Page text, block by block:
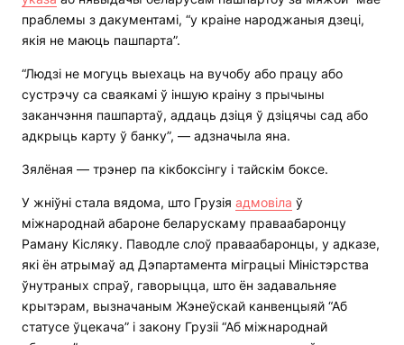
праблемы з дакументамі, “у краіне народжаныя дзеці,
якія не маюць пашпарта”.
“Людзі не могуць выехаць на вучобу або працу або
сустрэчу са сваякамі ў іншую краіну з прычыны
заканчэння пашпартаў, аддаць дзіця ў дзіцячы сад або
адкрыць карту ў банку”, — адзначыла яна.
Зялёная — трэнер па кікбоксінгу і тайскім боксе.
У жніўні стала вядома, што Грузія адмовіла ў
міжнароднай абароне беларускаму праваабаронцу
Раману Кісляку. Паводле слоў праваабаронцы, у адказе,
які ён атрымаў ад Дэпартамента міграцыі Міністэрства
ўнутраных спраў, гаворыцца, што ён задавальняе
крытэрам, вызначаным Жэнеўскай канвенцыяй “Аб
статусе ўцекача” і закону Грузіі “Аб міжнароднай